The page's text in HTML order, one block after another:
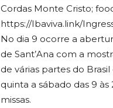
Cordas Monte Cristo;
https://Ibaviva.link/
No dia 9 ocorre a
de Sant’Ana com a
de várias partes do
quinta a sábado das 9 às
missas.